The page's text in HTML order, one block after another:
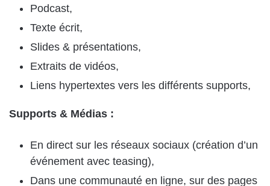
Podcast,
Texte écrit,
Slides & présentations,
Extraits de vidéos,
Liens hypertextes vers les différents supports,
Supports & Médias :
En direct sur les réseaux sociaux (création d’un
événement avec teasing),
Dans une communauté en ligne, sur des pages